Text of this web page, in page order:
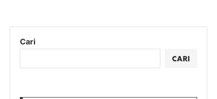
Cari
CARI